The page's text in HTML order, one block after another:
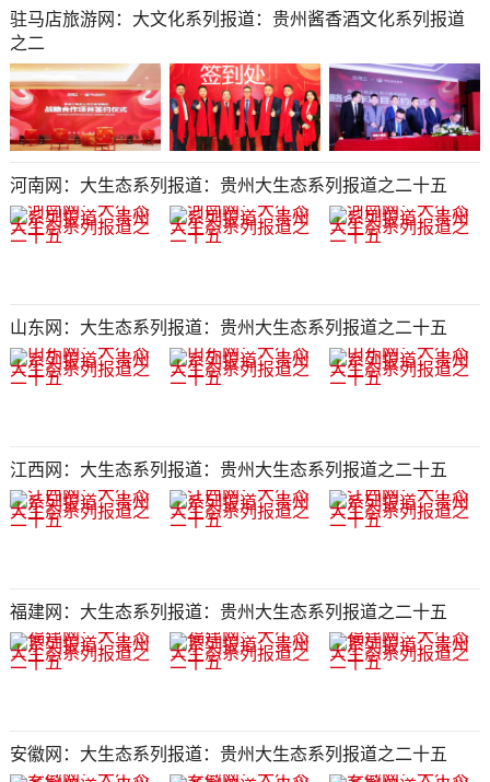
驻马店旅游网：大文化系列报道：贵州酱香酒文化系列报道
之二
河南网：大生态系列报道：贵州大生态系列报道之二十五​​​​​​​​​​​​​​​​​​​​​​​​​​​​​​​​​​​​​​​​​​​​​​​​​​​​​​​​
山东网：大生态系列报道：贵州大生态系列报道之二十五​​​​​​​​​​​​​​​​​​​​​​​​​​​​​​​​​​​​​​​​​​​​​​​​​​​​​​​​
江西网：大生态系列报道：贵州大生态系列报道之二十五​​​​​​​​​​​​​​​​​​​​​​​​​​​​​​​​​​​​​​​​​​​​​​​​​​​​​​​​
福建网：大生态系列报道：贵州大生态系列报道之二十五​​​​​​​​​​​​​​​​​​​​​​​​​​​​​​​​​​​​​​​​​​​​​​​​​​​​​​​​
安徽网：大生态系列报道：贵州大生态系列报道之二十五​​​​​​​​​​​​​​​​​​​​​​​​​​​​​​​​​​​​​​​​​​​​​​​​​​​​​​​​